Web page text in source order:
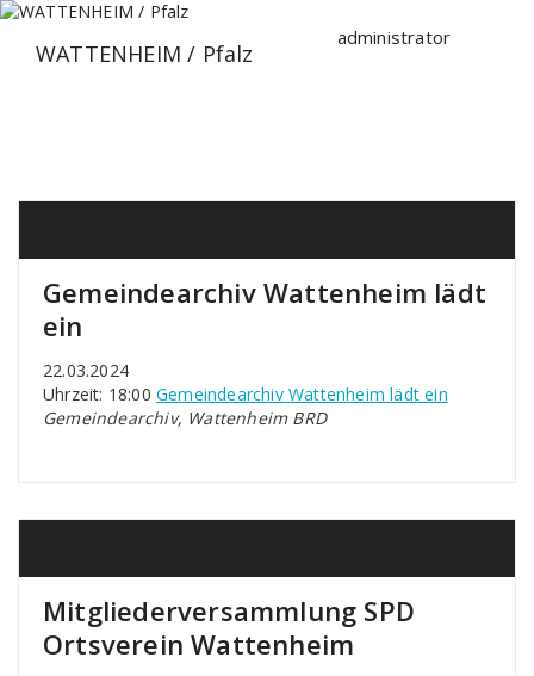
Zum
springenWATTENHEIM / Pfalz
administrator
Gemeindearchiv Wattenheim lädt
ein
22.03.2024
Uhrzeit: 18:00 Gemeindearchiv Wattenheim lädt ein
Gemeindearchiv, Wattenheim BRD
Mitgliederversammlung SPD
Ortsverein Wattenheim